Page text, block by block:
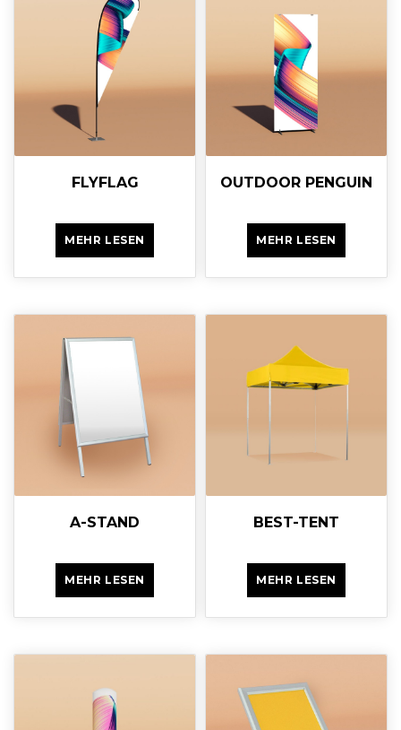
FLYFLAG
MEHR LESEN
OUTDOOR PENGUIN
MEHR LESEN
A-STAND
MEHR LESEN
BEST-TENT
MEHR LESEN